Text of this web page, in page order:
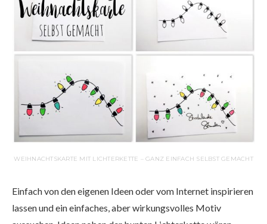
WEIHNACHTSKARTE MIT LICHTERKETTE – GANZ EINFACH SELBST GEMACHT
Einfach von den eigenen Ideen oder vom Internet inspirieren
lassen und ein einfaches, aber wirkungsvolles Motiv